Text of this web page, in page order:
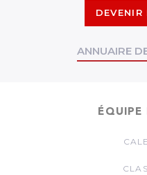
DEVENIR
ANNUAIRE